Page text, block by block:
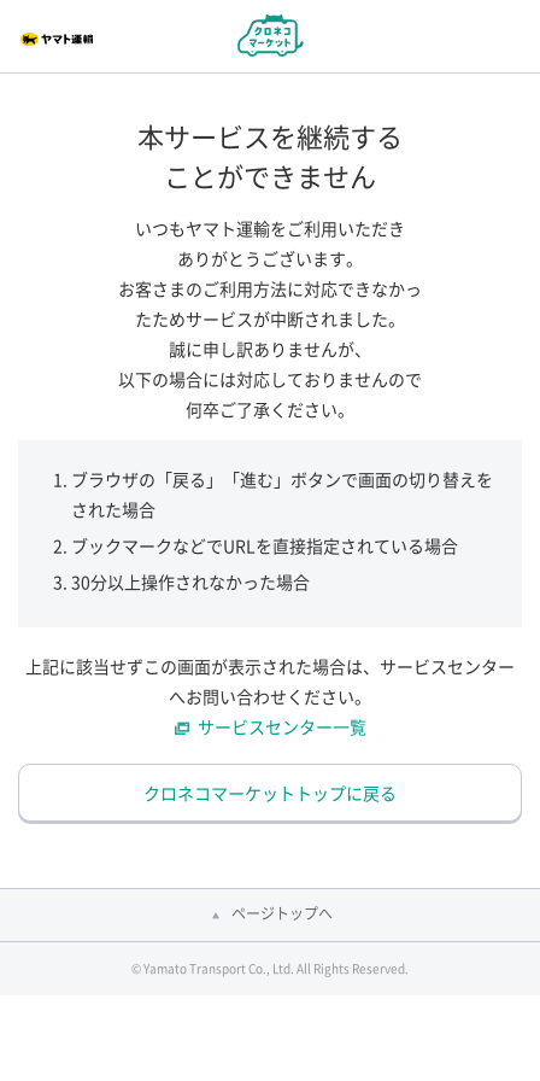
本サービスを継続する
ことができません
いつもヤマト運輸をご利用いただき
ありがとうございます。
お客さまのご利用方法に対応できなかっ
たためサービスが中断されました。
誠に申し訳ありませんが、
以下の場合には対応しておりませんので
何卒ご了承ください。
ブラウザの「戻る」「進む」ボタンで画面の切り替えを
された場合
ブックマークなどでURLを直接指定されている場合
30分以上操作されなかった場合
上記に該当せずこの画面が表示された場合は、サービスセンター
へお問い合わせください。
サービスセンター一覧
クロネコマーケットトップに戻る
ページトップへ
© Yamato Transport Co., Ltd. All Rights Reserved.